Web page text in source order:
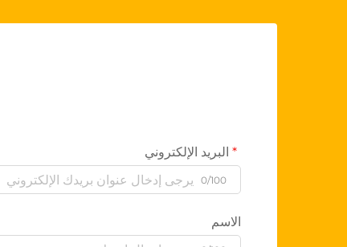
البريد الإلكتروني
0/100
الاسم